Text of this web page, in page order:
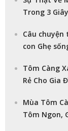
Trong 3
Câu
con Ghẹ
Tôm Càng
Rẻ Cho Gia
Mùa Tôm
Tôm Ngon,